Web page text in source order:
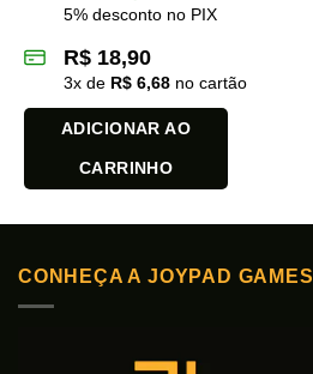
5% desconto no PIX
R$ 18,90
3x de R$ 6,68 no cartão
ADICIONAR AO
CARRINHO
CONHEÇA A JOYPAD GAMES